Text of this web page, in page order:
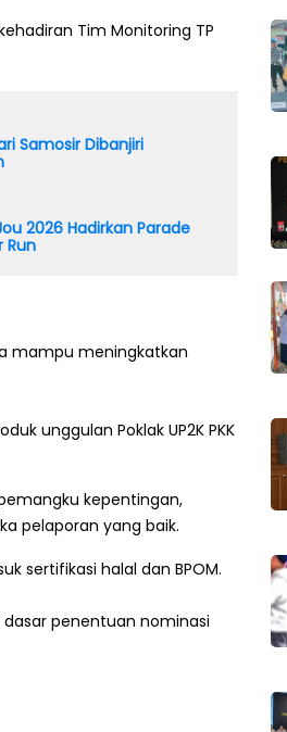
Tim Monitoring TP
Samosir Dibanjiri
2026 Hadirkan Parade
Run
mampu meningkatkan
unggulan Poklak UP2K PKK
kepentingan,
pelaporan yang baik.
sertifikasi halal dan BPOM.
penentuan nominasi